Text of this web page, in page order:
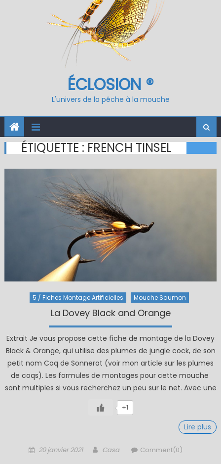
ÉCLOSION ®
L'univers de la pêche à la mouche
ÉTIQUETTE : FRENCH TINSEL
5 / Fiches Montage Artificielles Mouche Saumon
La Dovey Black and Orange
Extrait Je vous propose cette fiche de montage de la Dovey
Black & Orange, qui utilise des plumes de jungle cock, de son
petit nom Coq de Sonnerat (voir mon article sur les plumes
de coqs). Les formules de montages pour cette mouche
sont multiples si vous recherchez un peu sur le net. Avec une
+1
Lire plus
Posted
20 janvier 2021 Author
Casa Comment(0)